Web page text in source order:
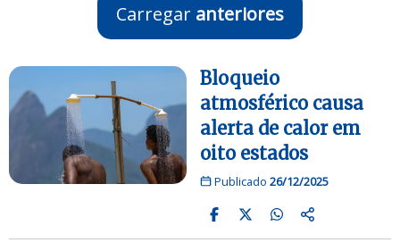
Carregar anteriores
Bloqueio
atmosférico causa
alerta de calor em
oito estados
Publicado 26/12/2025